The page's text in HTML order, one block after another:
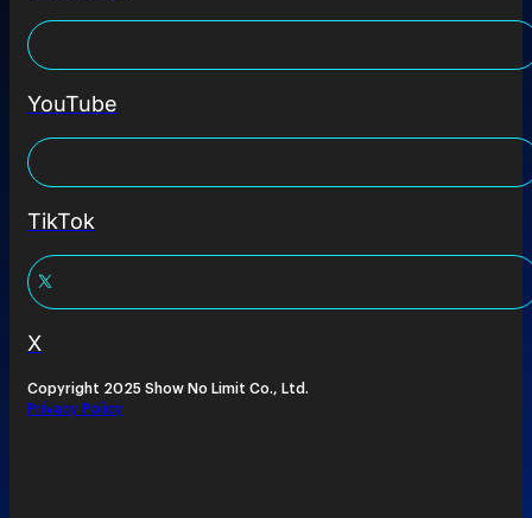
YouTube
TikTok
X
Copyright 2025 Show No Limit Co., Ltd.
Privacy Policy